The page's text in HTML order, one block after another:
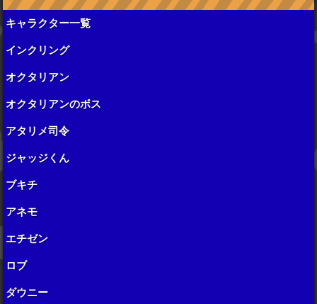
キャラクター一覧
インクリング
オクタリアン
オクタリアンのボス
アタリメ司令
ジャッジくん
ブキチ
アネモ
エチゼン
ロブ
ダウニー